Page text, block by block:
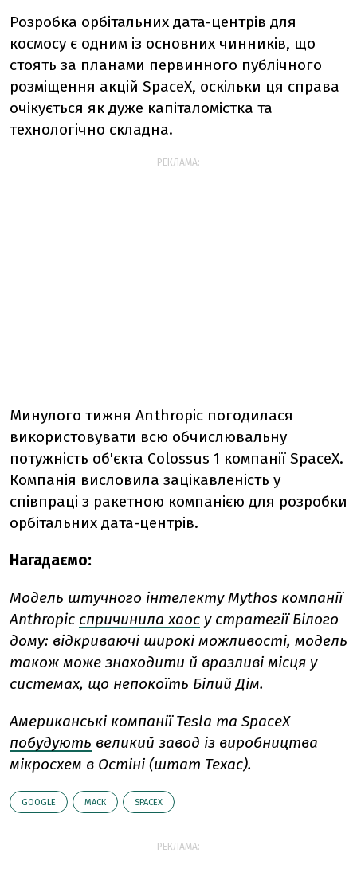
Розробка орбітальних дата-центрів для
космосу є одним із основних чинників, що
стоять за планами первинного публічного
розміщення акцій SpaceX, оскільки ця справа
очікується як дуже капіталомістка та
технологічно складна.
РЕКЛАМА:
Минулого тижня Anthropic погодилася
використовувати всю обчислювальну
потужність об'єкта Colossus 1 компанії SpaceX.
Компанія висловила зацікавленість у
співпраці з ракетною компанією для розробки
орбітальних дата-центрів.
Нагадаємо:
Модель штучного інтелекту Mythos компанії
Anthropic спричинила хаос у стратегії Білого
дому: відкриваючі широкі можливості, модель
також може знаходити й вразливі місця у
системах, що непокоїть Білий Дім.
Американські компанії Tesla та SpaceX
побудують великий завод із виробництва
мікросхем в Остіні (штат Техас).
GOOGLE МАСК SPACEX
РЕКЛАМА: